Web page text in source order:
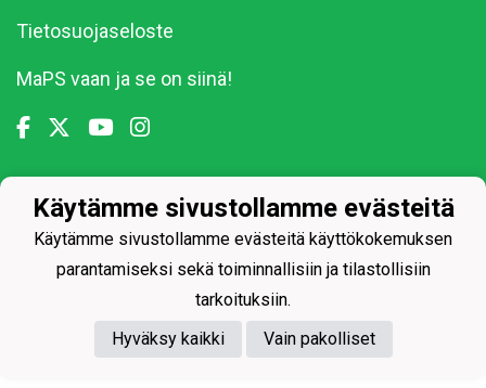
Tietosuojaseloste
MaPS vaan ja se on siinä!
Powered by
Käytämme sivustollamme evästeitä
Käytämme sivustollamme evästeitä käyttökokemuksen
parantamiseksi sekä toiminnallisiin ja tilastollisiin
tarkoituksiin.
Hyväksy kaikki
Vain pakolliset